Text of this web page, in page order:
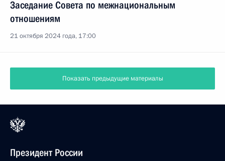
Заседание Совета по межнациональным
отношениям
21 октября 2024 года, 17:00
Показать предыдущие материалы
Президент России